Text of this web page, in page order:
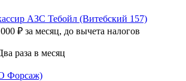
АЗС Тебойл (Витебский 157)
₽ за месяц, до вычета налогов
раза в месяц
Форсаж)